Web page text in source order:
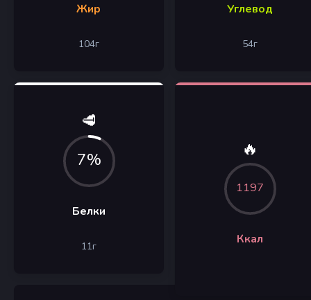
Жир
104г
Углевод
54г
🥩
7%
Белки
11г
🔥
1197
Ккал